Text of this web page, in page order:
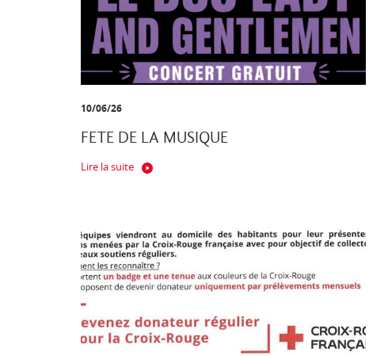
10/06/26
FETE DE LA MUSIQUE
Lire la suite